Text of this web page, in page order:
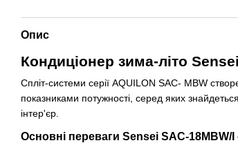
Опис
Кондиціонер зима-літо
Спліт-системи серії AQUILON SAC- MBW
показниками потужності, серед яких
інтер'єр.
Основні переваги Sensei SAC-18MBW/